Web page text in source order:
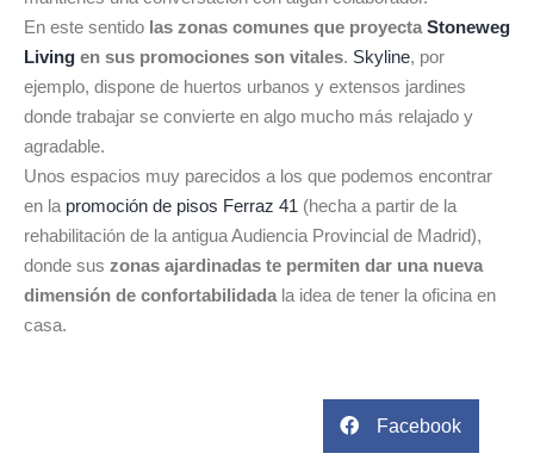
En este sentido las zonas comunes que proyecta Stoneweg
Living en sus promociones son vitales. Skyline, por
ejemplo, dispone de huertos urbanos y extensos jardines
donde trabajar se convierte en algo mucho más relajado y
agradable.
Unos espacios muy parecidos a los que podemos encontrar
en la promoción de pisos Ferraz 41 (hecha a partir de la
rehabilitación de la antigua Audiencia Provincial de Madrid),
donde sus zonas ajardinadas te permiten dar una nueva
dimensión de confortabilidada la idea de tener la oficina en
casa.
Facebook